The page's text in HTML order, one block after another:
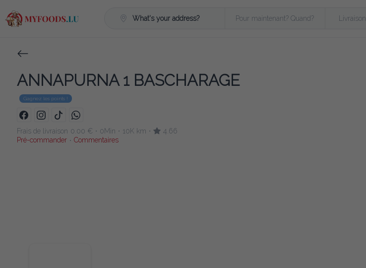
What's your address? Pour maintenant? Quand? Livraison
ANNAPURNA 1 BASCHARAGE
Gagnez les points !
Frais de livraison 0.00 € • 0Min • 10K km •
4.66
Pré-commander • Commentaires